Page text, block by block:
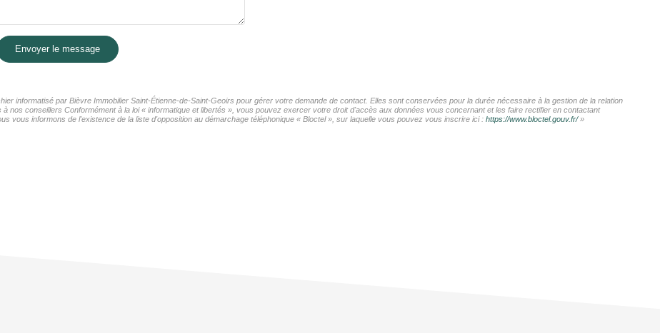
Envoyer le message
informatisé par Bièvre Immobilier Saint-Étienne-de-Saint-Geoirs pour gérer votre demande de contact. Elles sont conservées pour la durée nécessaire à la gestion de la relation
nos conseillers Conformément à la loi « informatique et libertés », vous pouvez exercer votre droit d'accès aux données vous concernant et les faire rectifier en contactant
vous informons de l'existence de la liste d'opposition au démarchage téléphonique « Bloctel », sur laquelle vous pouvez vous inscrire ici : https://www.bloctel.gouv.fr/»